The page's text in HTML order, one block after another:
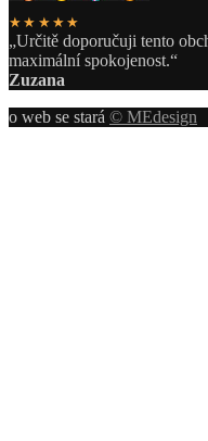
★★★★★
„Určitě doporučuji tento
maximální spokojenost.“
Zuzana
o web se stará © MEdesign